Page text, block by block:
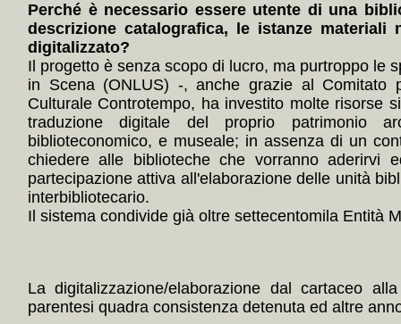
Perché è necessario essere utente di una
descrizione catalografica, le istanze
digitalizzato?
Il progetto è senza scopo di lucro, ma purtroppo le
in Scena (ONLUS) -, anche grazie al Comitato
Culturale Controtempo, ha investito molte risorse
traduzione digitale del proprio patrimonio
biblioteconomico, e museale; in assenza di un
chiedere alle biblioteche che vorranno aderirvi
partecipazione attiva all'elaborazione delle unità
interbibliotecario.
Il sistema condivide già oltre settecentomila Entità
La digitalizzazione/elaborazione dal cartaceo
parentesi quadra consistenza detenuta ed altre